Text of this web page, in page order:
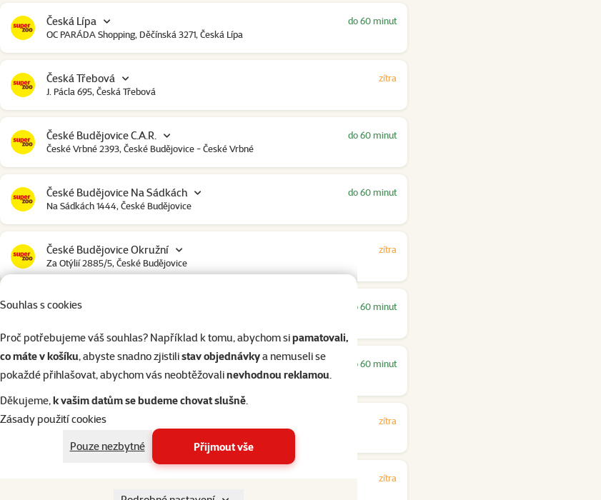
Souhlas s cookies
Proč potřebujeme váš souhlas? Například k tomu, abychom sipamatovali,
co máte v košíku, abyste snadno zjistilistav objednávkya nemuseli se
pokaždé přihlašovat, abychom vás neobtěžovalinevhodnou reklamou.
Děkujeme,k vašim datům se budeme chovat slušně.
Zásady použití cookies
Pouze nezbytné
Přijmout vše
Česká Lípa
OC PARÁDA Shopping, Děčínská 3271, Česká Lípa
do 60 minut
Česká Třebová
J. Pácla 695, Česká Třebová
zítra
České Budějovice C.A.R.
České Vrbné 2393, České Budějovice - České Vrbné
do 60 minut
České Budějovice Na Sádkách
Na Sádkách 1444, České Budějovice
do 60 minut
České Budějovice Okružní
Za Otýlií 2885/5, České Budějovice
zítra
České Budějovice Strakonická do 60 minut
Český Krumlov
Urbinská 238, Český Krumlov
do 60 minut
Čestlice
Čestlice komerční zóna, U Makra 123, Čestlice
zítra
zítra